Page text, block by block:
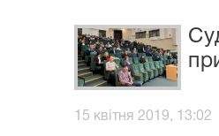
15 квітня 2019, 13:02